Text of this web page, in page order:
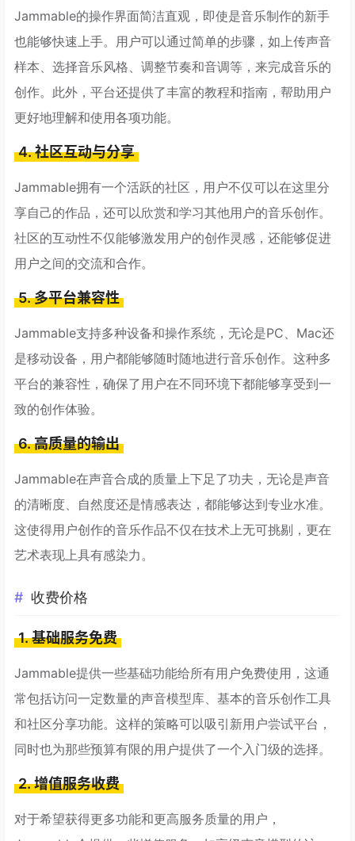
Jammable的操作界面简洁直观，即使是音乐制作的新手
也能够快速上手。用户可以通过简单的步骤，如上传声音
样本、选择音乐风格、调整节奏和音调等，来完成音乐的
创作。此外，平台还提供了丰富的教程和指南，帮助用户
更好地理解和使用各项功能。
4. 社区互动与分享
Jammable拥有一个活跃的社区，用户不仅可以在这里分
享自己的作品，还可以欣赏和学习其他用户的音乐创作。
社区的互动性不仅能够激发用户的创作灵感，还能够促进
用户之间的交流和合作。
5. 多平台兼容性
Jammable支持多种设备和操作系统，无论是PC、Mac还
是移动设备，用户都能够随时随地进行音乐创作。这种多
平台的兼容性，确保了用户在不同环境下都能够享受到一
致的创作体验。
6. 高质量的输出
Jammable在声音合成的质量上下足了功夫，无论是声音
的清晰度、自然度还是情感表达，都能够达到专业水准。
这使得用户创作的音乐作品不仅在技术上无可挑剔，更在
艺术表现上具有感染力。
收费价格
1. 基础服务免费
Jammable提供一些基础功能给所有用户免费使用，这通
常包括访问一定数量的声音模型库、基本的音乐创作工具
和社区分享功能。这样的策略可以吸引新用户尝试平台，
同时也为那些预算有限的用户提供了一个入门级的选择。
2. 增值服务收费
对于希望获得更多功能和更高服务质量的用户，